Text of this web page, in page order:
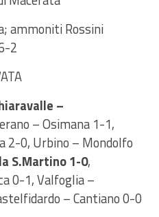
ammoniti Rossini
2
–
– Osimana 1-1,
2-0, Urbino – Mondolfo
S.Martino 1-0,
0-1, Valfoglia –
– Cantiano 0-0